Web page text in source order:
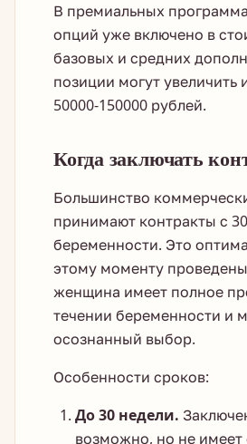
В премиальных
опций уже включено в
базовых и средних
позиции могут увеличить
50000-150000 рублей.
Когда заключать
Большинство
принимают контракты с
беременности. Это
этому моменту
женщина имеет полное
течении беременности и
осознанный выбор.
Особенности сроков:
До 30 недели.
возможно, но не